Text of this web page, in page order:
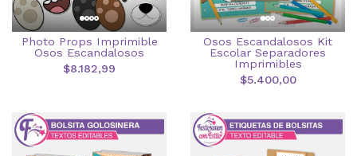
Photo Props Imprimible
Osos Escandalosos
$8.182,99
Osos Escandalosos Kit
Escolar Separadores
Imprimibles
$5.400,00